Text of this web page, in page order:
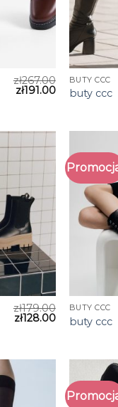
zł267.00
zł191.00
BUTY CCC
buty ccc
zł179.00
zł128.00
BUTY CCC
buty ccc